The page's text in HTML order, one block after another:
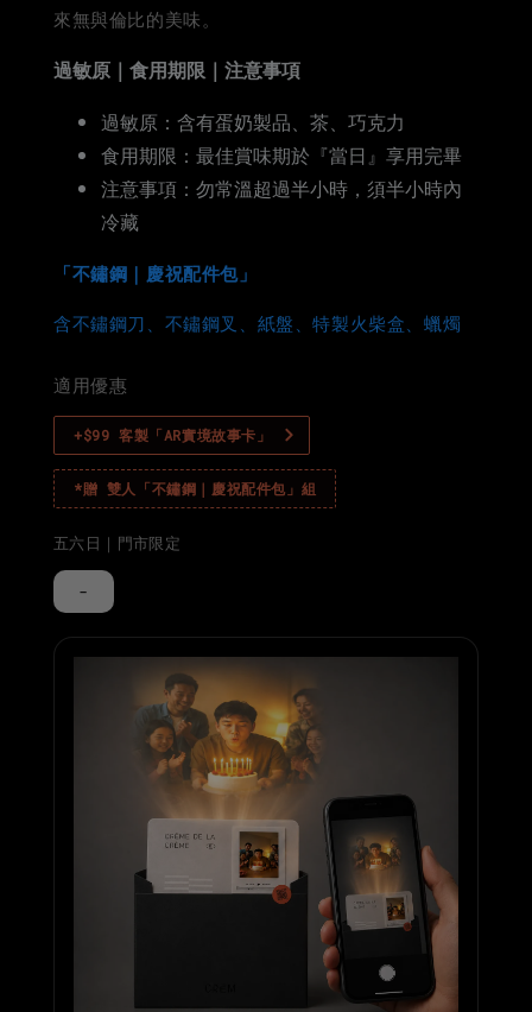
來無與倫比的美味。
過敏原｜食用期限｜注意事項
過敏原：含有蛋奶製品、茶、巧克力
食用期限：最佳賞味期於『當日』享用完畢
注意事項：勿常溫超過半小時，須半小時內
冷藏
「不鏽鋼｜慶祝配件包」
含不鏽鋼刀、不鏽鋼叉、紙盤、特製火柴盒、蠟燭
適用優惠
+$99 客製「AR實境故事卡」
*贈 雙人「不鏽鋼｜慶祝配件包」組
五六日｜門市限定
-